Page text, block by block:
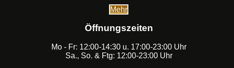
Mehr
Öffnungszeiten
Mo - Fr: 12:00-14:30 u. 17:00-23:00 Uhr
Sa., So. & Ftg: 12:00-23:00 Uhr